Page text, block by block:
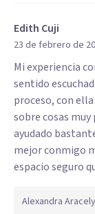
Edith Cuji
23 de febrero de
Mi experiencia
sentido
proceso, con
sobre cosas
ayudado
mejor conmigo
espacio seguro
Alexandra